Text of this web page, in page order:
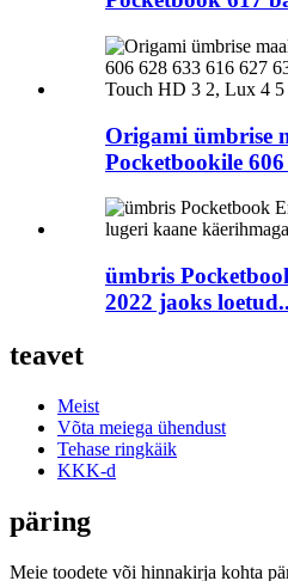
Origami ümbrise
Pocketbookile
ümbris
2022 jaoks
teavet
Meist
Võta meiega ühendust
Tehase ringkäik
KKK-d
päring
Meie toodete või hinnakirja kohta